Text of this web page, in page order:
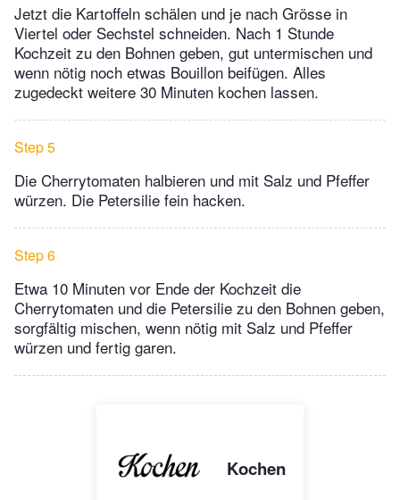
Jetzt die Kartoffeln schälen und je nach Grösse in
Viertel oder Sechstel schneiden. Nach 1 Stunde
Kochzeit zu den Bohnen geben, gut untermischen und
wenn nötig noch etwas Bouillon beifügen. Alles
zugedeckt weitere 30 Minuten kochen lassen.
Step 5
Die Cherrytomaten halbieren und mit Salz und Pfeffer
würzen. Die Petersilie fein hacken.
Step 6
Etwa 10 Minuten vor Ende der Kochzeit die
Cherrytomaten und die Petersilie zu den Bohnen geben,
sorgfältig mischen, wenn nötig mit Salz und Pfeffer
würzen und fertig garen.
Kochen